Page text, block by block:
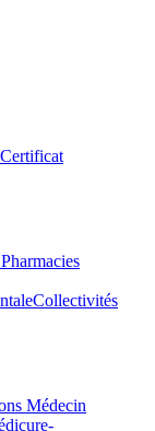
Certificat
Pharmacies
Collectivités
Médecin